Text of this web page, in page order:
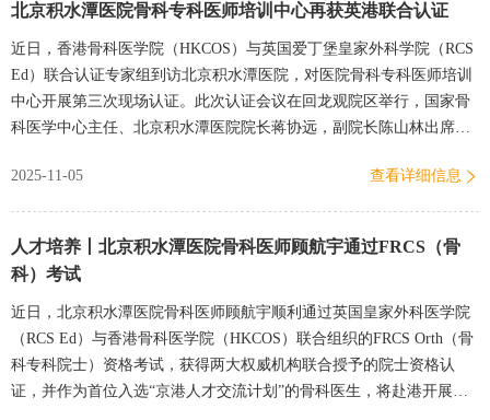
北京积水潭医院骨科专科医师培训中心再获英港联合认证
近日，香港骨科医学院（HKCOS）与英国爱丁堡皇家外科学院（RCS
Ed）联合认证专家组到访北京积水潭医院，对医院骨科专科医师培训
中心开展第三次现场认证。此次认证会议在回龙观院区举行，国家骨
科医学中心主任、北京积水潭医院院长蒋协远，副院长陈山林出席会
…
2025-11-05 查看详细信息
人才培养丨北京积水潭医院骨科医师顾航宇通过FRCS（骨
科）考试
近日，北京积水潭医院骨科医师顾航宇顺利通过英国皇家外科医学院
（RCS Ed）与香港骨科医学院（HKCOS）联合组织的FRCS Orth（骨
科专科院士）资格考试，获得两大权威机构联合授予的院士资格认
证，并作为首位入选“京港人才交流计划”的骨科医生，将赴港开展为